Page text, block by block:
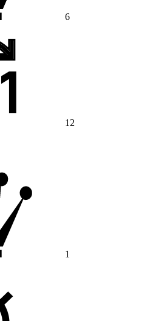
6
12
1